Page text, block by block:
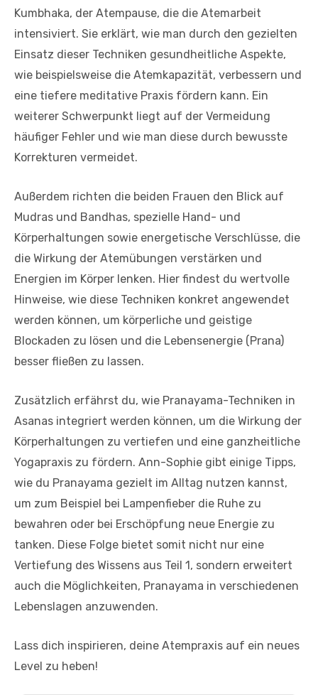
Kumbhaka, der Atempause, die die Atemarbeit
intensiviert. Sie erklärt, wie man durch den gezielten
Einsatz dieser Techniken gesundheitliche Aspekte,
wie beispielsweise die Atemkapazität, verbessern und
eine tiefere meditative Praxis fördern kann. Ein
weiterer Schwerpunkt liegt auf der Vermeidung
häufiger Fehler und wie man diese durch bewusste
Korrekturen vermeidet.
Außerdem richten die beiden Frauen den Blick auf
Mudras und Bandhas, spezielle Hand- und
Körperhaltungen sowie energetische Verschlüsse, die
die Wirkung der Atemübungen verstärken und
Energien im Körper lenken. Hier findest du wertvolle
Hinweise, wie diese Techniken konkret angewendet
werden können, um körperliche und geistige
Blockaden zu lösen und die Lebensenergie (Prana)
besser fließen zu lassen.
Zusätzlich erfährst du, wie Pranayama-Techniken in
Asanas integriert werden können, um die Wirkung der
Körperhaltungen zu vertiefen und eine ganzheitliche
Yogapraxis zu fördern. Ann-Sophie gibt einige Tipps,
wie du Pranayama gezielt im Alltag nutzen kannst,
um zum Beispiel bei Lampenfieber die Ruhe zu
bewahren oder bei Erschöpfung neue Energie zu
tanken. Diese Folge bietet somit nicht nur eine
Vertiefung des Wissens aus Teil 1, sondern erweitert
auch die Möglichkeiten, Pranayama in verschiedenen
Lebenslagen anzuwenden.
Lass dich inspirieren, deine Atempraxis auf ein neues
Level zu heben!